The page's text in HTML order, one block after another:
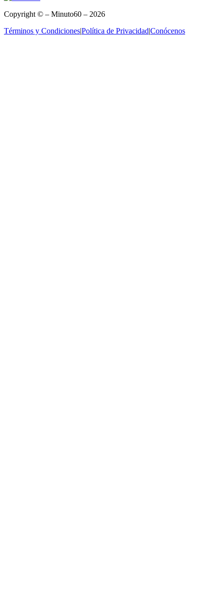
Copyright © – Minuto60 – 2026
Términos y Condiciones|Política de Privacidad|Conócenos